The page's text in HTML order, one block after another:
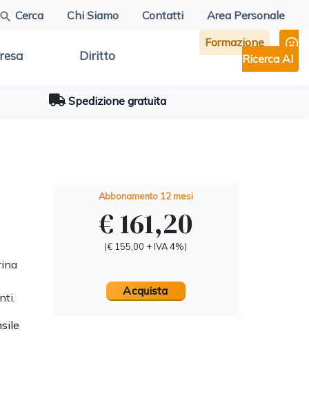
Cerca Chi Siamo Contatti Area Personale
Diritto
Formazione
Ricerca AI
Spedizione gratuita
Abbonamento 12 mesi
€ 161,20
(€ 155,00 + IVA 4%)
Acquista